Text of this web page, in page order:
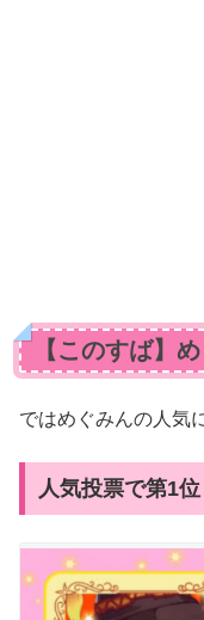
【このすば】
ではめぐみんの人気
人気投票で第1位